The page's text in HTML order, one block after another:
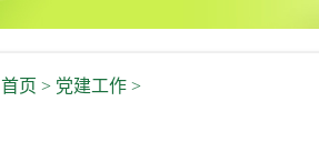
首页 > 党建工作 >